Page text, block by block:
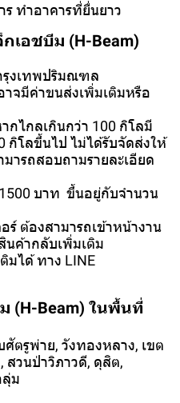
ร ทำอาคารที่ยื่นยาว
เอชบีม (H-Beam)
รุงเทพปริมณฑล
จมีค่าขนส่งเพิ่มเติมหรือ
กไกลเกินกว่า 100 กิโลมี
กิโลขึ้นไป ไม่ได้รับจัดส่งให้
ารถสอบถามรายละเอียด
บาท ขึ้นอยู่กับจำนวน
ร์ ต้องสามารถเข้าหน้างาน
นค้ากลับเพิ่มเติม
มได้ ทาง LINE
(H-Beam) ในพื้นที่
ตรูพ่าย, วังทองหลาง, เขต
วนป่าวิภาวดี, ดุสิต,
ลุ่ม